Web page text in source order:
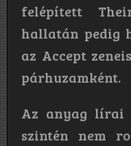
felépített
hallatán pedig
az Accept
párhuzamként.
Az anyag lírai
szintén nem